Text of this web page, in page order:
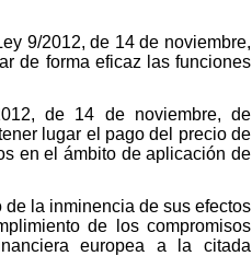
9/2012, de 14 de noviembre,
de forma eficaz las funciones
de 14 de noviembre, de
lugar el pago del precio de
en el ámbito de aplicación de
la inminencia de sus efectos
de los compromisos
europea a la citada